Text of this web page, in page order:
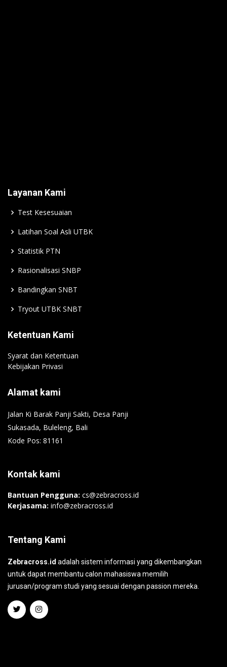
Layanan Kami
Test Kesesuaian
Latihan Soal Asli UTBK
Statistik PTN
Rasionalisasi SNBP
Bandingkan SNBT
Tryout UTBK SNBT
Ketentuan Kami
Syarat dan Ketentuan
Kebijakan Privasi
Alamat kami
Jalan Ki Barak Panji Sakti, Desa Panji
Sukasada, Buleleng, Bali
Kode Pos: 81161
Kontak kami
Bantuan Pengguna: cs@zebracross.id
Kerjasama: info@zebracross.id
Tentang Kami
Zebracross.id adalah sistem informasi yang dikembangkan
untuk dapat membantu calon mahasiswa memilih
jurusan/program studi yang sesuai dengan passion mereka.